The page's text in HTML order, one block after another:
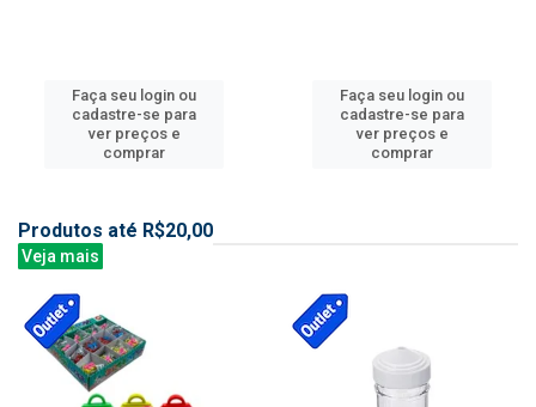
Faça seu login ou
cadastre-se para
ver preços e
comprar
Faça seu login ou
cadastre-se para
ver preços e
comprar
Produtos até R$20,00
Veja mais